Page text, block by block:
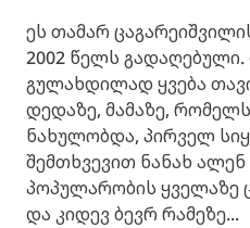
ეს თამარ
2002 წელს
გულახდილად ყვება
დედაზე, მამაზე,
ნახულობდა, პირველ
შემთხვევით ნანახ
პოპულარობის ყველაზე
და კიდევ ბევრ რამეზე...